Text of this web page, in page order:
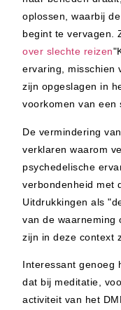
oplossen, waarbij
begint te vervagen.
over slechte reizen
ervaring, misschien
zijn opgeslagen in
voorkomen van een
De vermindering
verklaren waarom
psychedelische
verbondenheid met
Uitdrukkingen als
van de waarneming
zijn in deze context
Interessant genoeg
dat bij meditatie,
activiteit van het